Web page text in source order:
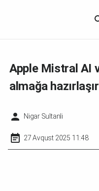
Apple Mistral AI
almağa hazırlaşır
Nigar Sultanli
27 Avqust 2025 11:48